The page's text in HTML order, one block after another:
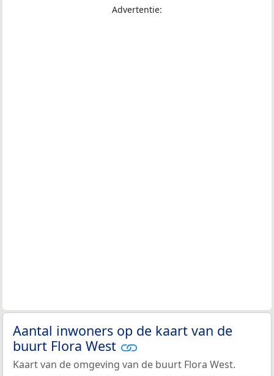
Advertentie:
Aantal inwoners op de kaart van de
buurt Flora West
Kaart van de omgeving van de buurt Flora West.